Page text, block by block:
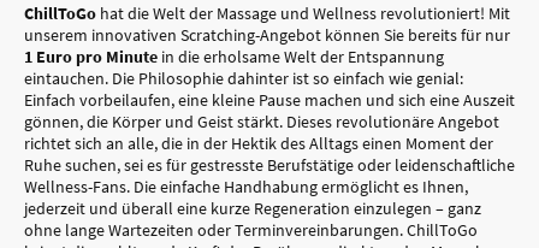
ChillToGo hat die Welt der Massage und Wellness revolutioniert! Mit
unserem innovativen Scratching-Angebot können Sie bereits für nur
1 Euro pro Minute in die erholsame Welt der Entspannung
eintauchen. Die Philosophie dahinter ist so einfach wie genial:
Einfach vorbeilaufen, eine kleine Pause machen und sich eine Auszeit
gönnen, die Körper und Geist stärkt. Dieses revolutionäre Angebot
richtet sich an alle, die in der Hektik des Alltags einen Moment der
Ruhe suchen, sei es für gestresste Berufstätige oder leidenschaftliche
Wellness-Fans. Die einfache Handhabung ermöglicht es Ihnen,
jederzeit und überall eine kurze Regeneration einzulegen – ganz
ohne lange Wartezeiten oder Terminvereinbarungen. ChillToGo